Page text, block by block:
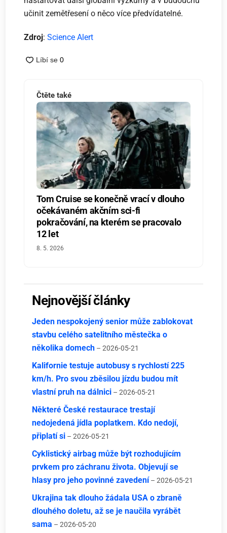
učinit zemětřesení o něco více předvídatelné.
Zdroj:Science Alert
Čtěte také
Tom Cruise se konečně vrací v dlouho
očekávaném akčním sci-fi
pokračování, na kterém se pracovalo
12 let
8. 5. 2026
Nejnovější články
Jeden nespokojený senior může zablokovat
stavbu celého satelitního městečka o
několika domech – 2026-05-21
Kalifornie testuje autobusy s rychlostí 225
km/h. Pro svou zběsilou jízdu budou mít
vlastní pruh na dálnici – 2026-05-21
Některé České restaurace trestají
nedojedená jídla poplatkem. Kdo nedojí,
připlatí si – 2026-05-21
Cyklistický airbag může být rozhodujícím
prvkem pro záchranu života. Objevují se
hlasy pro jeho povinné zavedení – 2026-05-21
Ukrajina tak dlouho žádala USA o zbraně
dlouhého doletu, až se je naučila vyrábět
sama – 2026-05-20